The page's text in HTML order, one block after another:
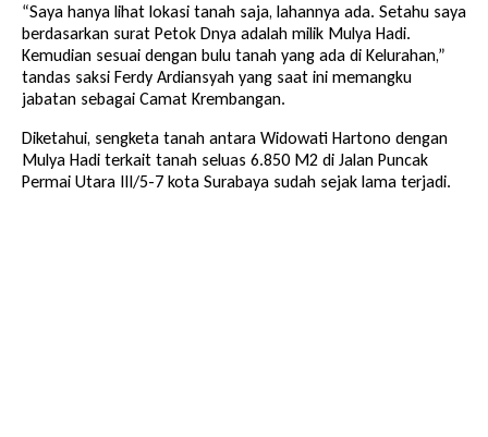
“Saya hanya lihat lokasi tanah saja, lahannya ada. Setahu saya
berdasarkan surat Petok Dnya adalah milik Mulya Hadi.
Kemudian sesuai dengan bulu tanah yang ada di Kelurahan,”
tandas saksi Ferdy Ardiansyah yang saat ini memangku
jabatan sebagai Camat Krembangan.
Diketahui, sengketa tanah antara Widowati Hartono dengan
Mulya Hadi terkait tanah seluas 6.850 M2 di Jalan Puncak
Permai Utara III/5-7 kota Surabaya sudah sejak lama terjadi.